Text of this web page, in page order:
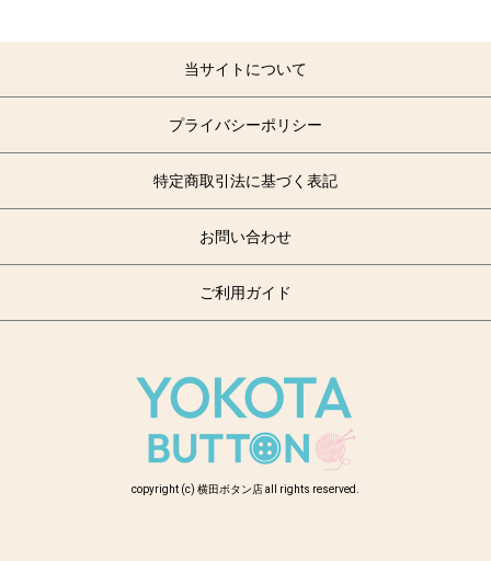
当サイトについて
プライバシーポリシー
特定商取引法に基づく表記
お問い合わせ
ご利用ガイド
copyright (c) 横田ボタン店 all rights reserved.